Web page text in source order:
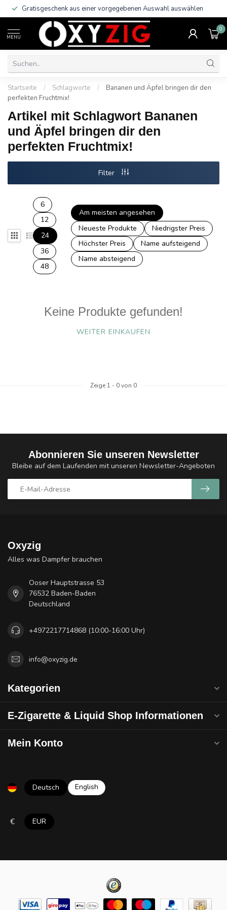
Gratisgeschenk aus einer vorgegebenen Auswahl auswählen
MENU
0
Startseite / Schlagworte /
Bananen und Äpfel bringen dir den
perfekten Fruchtmix!
Artikel mit Schlagwort Bananen
und Äpfel bringen dir den
perfekten Fruchtmix!
Filter
6
12
24
36
48
Am meisten angesehen
Neueste Produkte
Niedrigster Preis
Höchster Preis
Name aufsteigend
Name absteigend
Keine Produkte gefunden!
WEITER EINKAUFEN
Zeige 1 - 0von 0
Abonnieren Sie unseren Newsletter
Bleibe auf dem Laufenden mit unseren Newsletter-Angeboten
Oxyzig
Alles was Dampfer brauchen
Ooser Hauptstrasse 53
76532 Baden-Baden
Deutschland
+4972217714868 (10:00-16:00 Uhr)
info@oxyzig.de
Kategorien
E-Zigarette & Liquid Shop Informationen
Mein Konto
Deutsch English
€ EUR